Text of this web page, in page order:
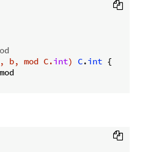
b, mod C.int) C.int {